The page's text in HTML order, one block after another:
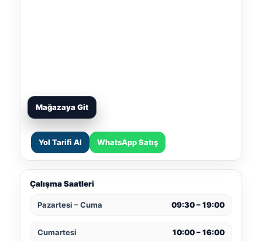
Mağazaya Git
Yol Tarifi Al WhatsApp Satış
Çalışma Saatleri
Pazartesi – Cuma 09:30 – 19:00
Cumartesi 10:00 – 16:00